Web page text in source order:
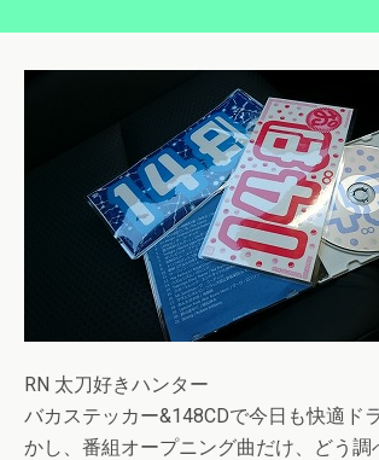
RN 太刀好きハンター
バカステッカー&148CDで今日も快適ド
かし、番組オープニング曲だけ、どう調